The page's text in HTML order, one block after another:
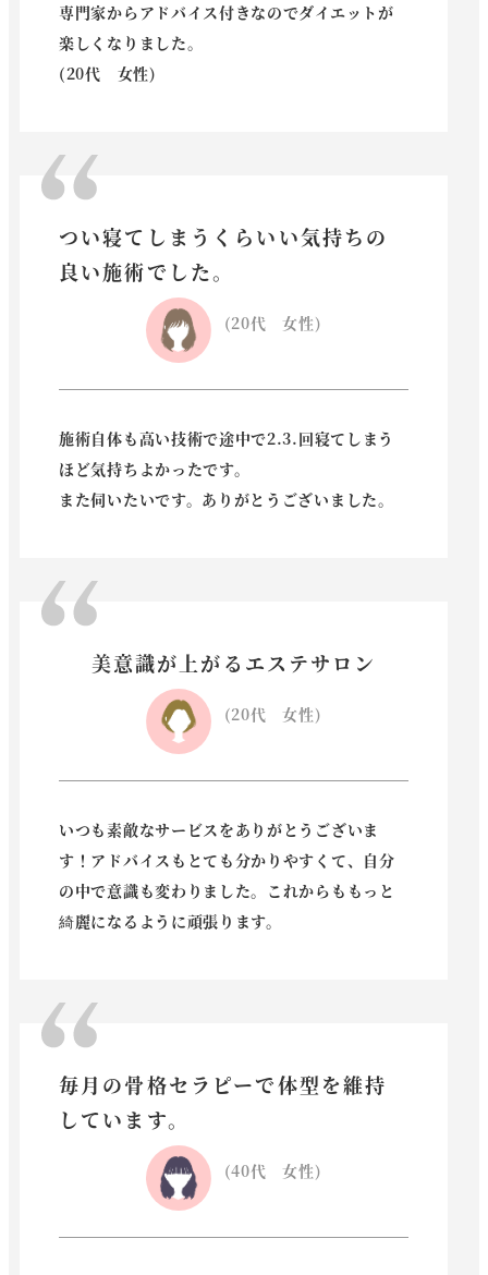
専門家からアドバイス付きなのでダイエットが
楽しくなりました。
(20代 女性)
つい寝てしまうくらいい気持ちの
良い施術でした。
(20代 女性)
施術自体も高い技術で途中で2.3.回寝てしまう
ほど気持ちよかったです。
また伺いたいです。ありがとうございました。
美意識が上がるエステサロン
(20代 女性)
いつも素敵なサービスをありがとうございま
す！アドバイスもとても分かりやすくて、自分
の中で意識も変わりました。これからももっと
綺麗になるように頑張ります。
毎月の骨格セラピーで体型を維持
しています。
(40代 女性)